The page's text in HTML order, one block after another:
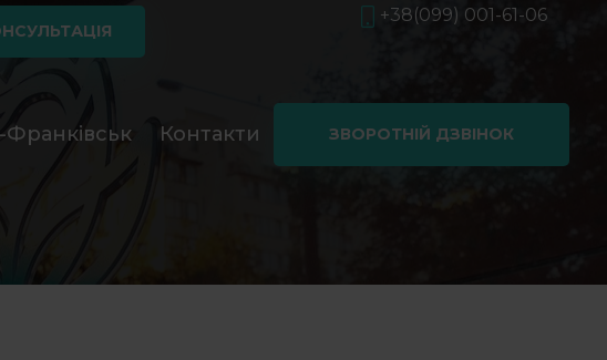
+38(099) 001-61-06
Франківськ Контакти ЗВОРОТНІЙ ДЗВІНОК